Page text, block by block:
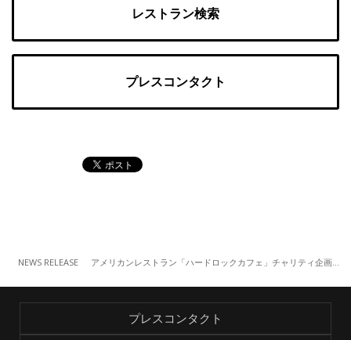
レストラン検索
プレスコンタクト
NEWS RELEASE
プレスコンタクト